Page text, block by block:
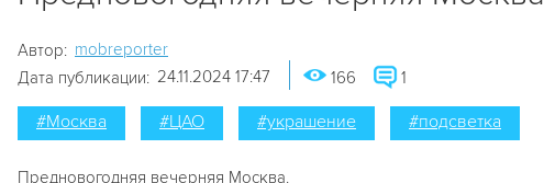
Автор: mobreporter
Дата публикации: 24.11.2024 17:47 166 1
#Москва #ЦАО #украшение #подсветка
Предновогодняя вечерняя Москва.